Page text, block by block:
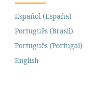
Español (España)
Português (Brasil)
Português (Portugal)
English